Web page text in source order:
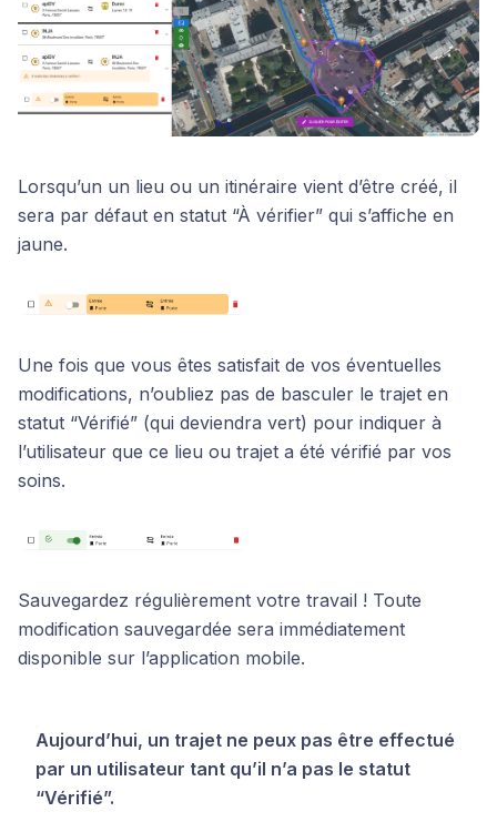
Lorsqu’un un lieu ou un itinéraire vient d’être créé, il
sera par défaut en statut “À vérifier” qui s’affiche en
jaune.
Une fois que vous êtes satisfait de vos éventuelles
modifications, n’oubliez pas de basculer le trajet en
statut “Vérifié” (qui deviendra vert) pour indiquer à
l’utilisateur que ce lieu ou trajet a été vérifié par vos
soins.
Sauvegardez régulièrement votre travail ! Toute
modification sauvegardée sera immédiatement
disponible sur l’application mobile.
Aujourd’hui, un trajet ne peux pas être effectué
par un utilisateur tant qu’il n’a pas le statut
“Vérifié”.